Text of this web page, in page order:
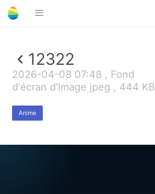
12322
2026-04-08 07:48 , Fond
d'écran d'Image jpeg , 444 KB
Anime